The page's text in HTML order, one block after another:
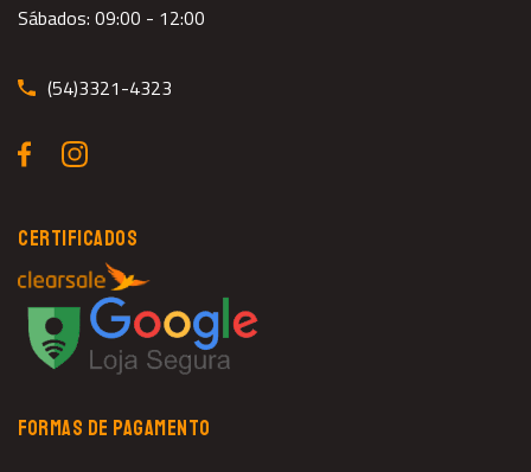
Sábados: 09:00 - 12:00
(54)3321-4323
CERTIFICADOS
FORMAS DE PAGAMENTO